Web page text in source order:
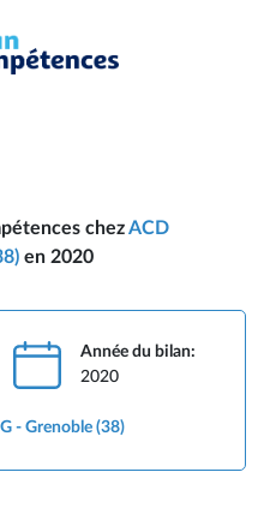
chezACD
en 2020
Année du bilan:
2020
- Grenoble (38)